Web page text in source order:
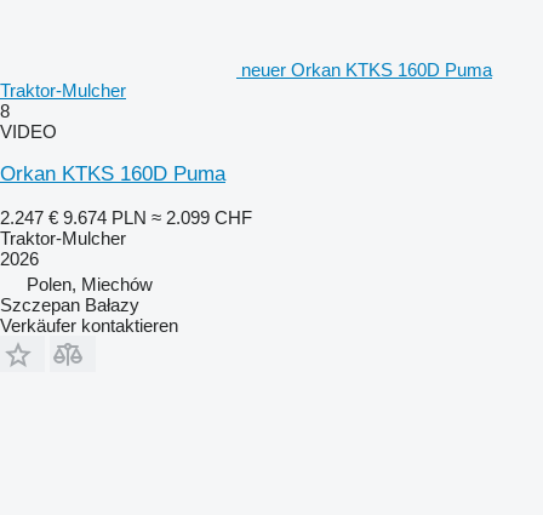
neuer Orkan KTKS 160D Puma
Traktor-Mulcher
8
VIDEO
Orkan KTKS 160D Puma
2.247 € 9.674 PLN ≈ 2.099 CHF
Traktor-Mulcher
2026
Polen, Miechów
Szczepan Bałazy
Verkäufer kontaktieren